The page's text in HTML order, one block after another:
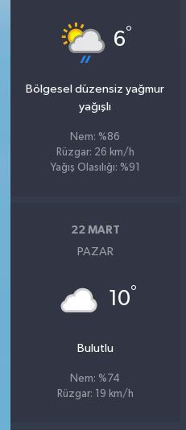
6°
Bölgesel düzensiz yağmur
yağışlı
Nem: %86
Rüzgar: 26 km/h
Yağış Olasılığı: %91
22 MART
PAZAR
10°
Bulutlu
Nem: %74
Rüzgar: 19 km/h